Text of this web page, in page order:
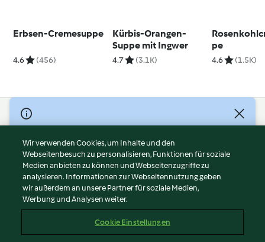
Erbsen-Cremesuppe
4.6 (456)
Kürbis-Orangen-
Suppe mit Ingwer
4.7 (3.1K)
pe
4.6 (1.5K)
© Copyright 2026
Nutzungsbedingungen
Datenschutzrichtlinien
Disclaimer
Impressum
Cookies
Abo kündigen
Wir verwenden Cookies, um Inhalte und den
Webseitenbesuch zu personalisieren, Funktionen für soziale
Medien anbieten zu können und Webseitenzugriffe zu
analysieren. Informationen zur Webseitennutzung geben
wir außerdem an unsere Partner für soziale Medien,
Werbung und Analysen weiter.
Cookie Einstellungen